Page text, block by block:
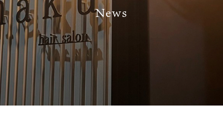
News